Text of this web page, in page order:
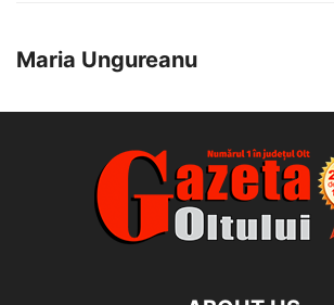
Maria Ungureanu